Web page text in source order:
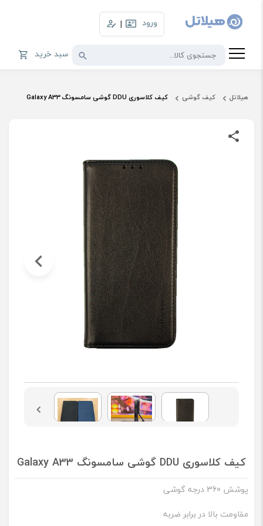
ورود |
سبد خرید
هیلاتل کیف گوشی کیف کلاسوری DDU گوشی سامسونگ Galaxy A33
کیف کلاسوری DDU گوشی سامسونگ Galaxy A33
پوشش 360 درجه گوشی
مقاومت بالا در برابر ضربه